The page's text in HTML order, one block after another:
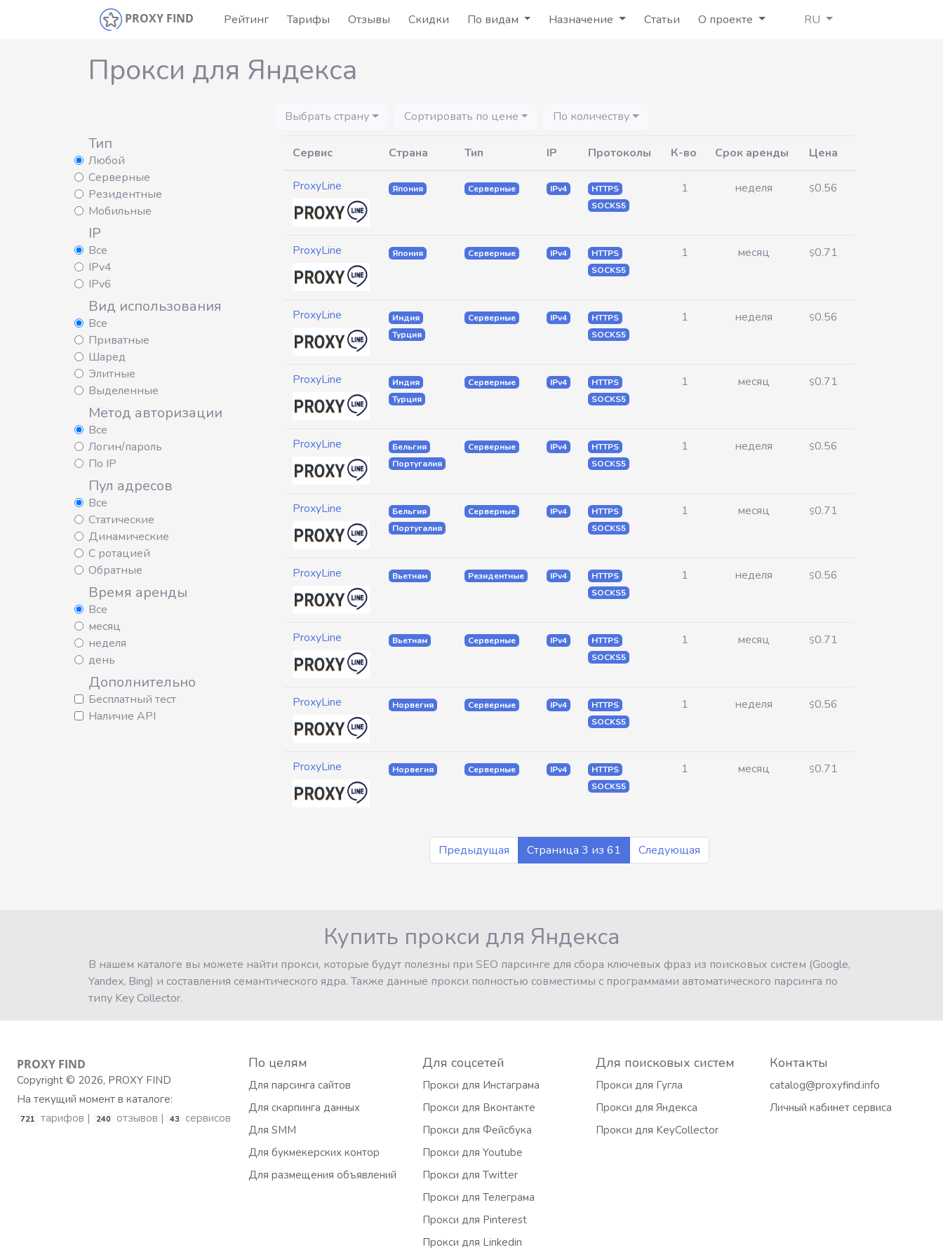
PROXY FIND Рейтинг Тарифы Отзывы Скидки По видам Назначение Статьи О проекте RU
Прокси для Яндекса
Выбрать страну Сортировать по цене По количеству
Тип
Любой
Серверные
Резидентные
Мобильные
IP
Все
IPv4
IPv6
Вид использования
Все
Приватные
Шаред
Элитные
Выделенные
Метод авторизации
Все
Логин/пароль
По IP
Пул адресов
Все
Статические
Динамические
С ротацией
Обратные
Время аренды
Все
месяц
неделя
день
Дополнительно
Бесплатный тест
Наличие API
Сервис Страна Тип IP Протоколы К-во Срок аренды Цена
ProxyLine Япония Серверные IPv4
HTTPS
SOCKS5
1 неделя $0.56
ProxyLine Япония Серверные IPv4
HTTPS
SOCKS5
1 месяц $0.71
ProxyLine
Индия
Турция
Серверные IPv4
HTTPS
SOCKS5
1 неделя $0.56
ProxyLine
Индия
Турция
Серверные IPv4
HTTPS
SOCKS5
1 месяц $0.71
ProxyLine
Бельгия
Португалия
Серверные IPv4
HTTPS
SOCKS5
1 неделя $0.56
ProxyLine
Бельгия
Португалия
Серверные IPv4
HTTPS
SOCKS5
1 месяц $0.71
ProxyLine Вьетнам Резидентные IPv4
HTTPS
SOCKS5
1 неделя $0.56
ProxyLine Вьетнам Серверные IPv4
HTTPS
SOCKS5
1 месяц $0.71
ProxyLine Норвегия Серверные IPv4
HTTPS
SOCKS5
1 неделя $0.56
ProxyLine Норвегия Серверные IPv4
HTTPS
SOCKS5
1 месяц $0.71
Предыдущая Страница 3 из 61 Следующая
Купить прокси для Яндекса
В нашем каталоге вы можете найти прокси, которые будут полезны при SEO парсинге для сбора ключевых фраз из поисковых систем (Google,
Yandex, Bing) и составления семантического ядра. Также данные прокси полностью совместимы с программами автоматического парсинга по
типу Key Collector.
PROXY FIND
Copyright © 2026, PROXY FIND
На текущий момент в каталоге:
721 тарифов | 240 отзывов | 43 сервисов
По целям
Для парсинга сайтов
Для скарпинга данных
Для SMM
Для букмекерских контор
Для размещения объявлений
Для соцсетей
Прокси для Инстаграма
Прокси для Вконтакте
Прокси для Фейсбука
Прокси для Youtube
Прокси для Twitter
Прокси для Телеграма
Прокси для Pinterest
Прокси для Linkedin
Для поисковых систем
Прокси для Гугла
Прокси для Яндекса
Прокси для KeyCollector
Контакты
catalog@proxyfind.info
Личный кабинет сервиса